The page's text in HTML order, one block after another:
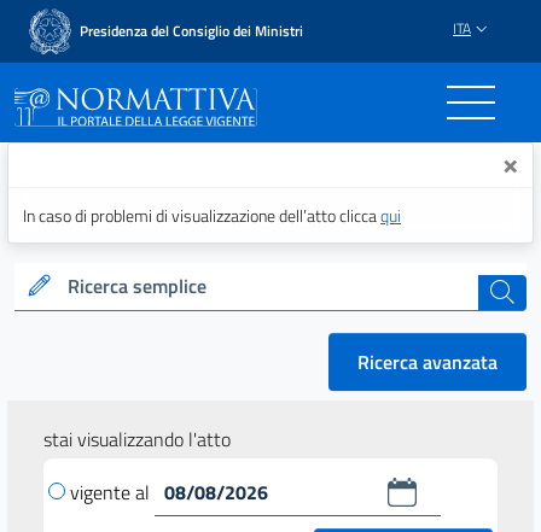
Presidenza del Consiglio dei Ministri ITA
Normattiva - Il portale ×
In caso di problemi di visualizzazione dell’atto cliccaqui
Ricerca semplice cerca
Ricerca avanzata
stai visualizzando l'atto
vigente al